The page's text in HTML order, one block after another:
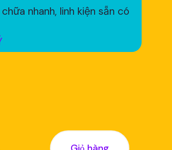
nhanh, linh kiện sẵn có